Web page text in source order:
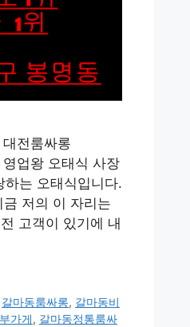
전룸싸롱
업왕 오태식 사장
는 오태식입니다.
저의 이 자리는
고객이 있기에 내
갈마동룸싸롱, 갈마동비
가게, 갈마동정통룸싸